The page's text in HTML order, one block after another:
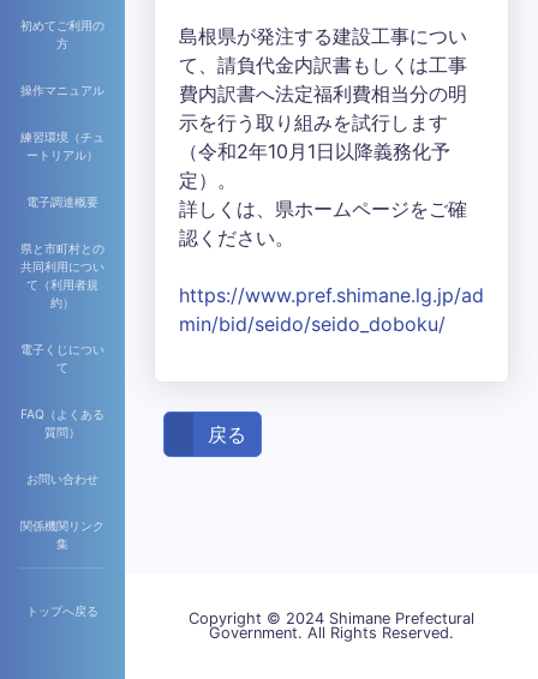
初めてご利用の
方
操作マニュアル
練習環境（チュ
ートリアル）
電子調達概要
県と市町村との
共同利用につい
て（利用者規
約）
電子くじについ
て
FAQ（よくある
質問）
お問い合わせ
関係機関リンク
集
トップへ戻る
島根県が発注する建設工事につい
て、請負代金内訳書もしくは工事
費内訳書へ法定福利費相当分の明
示を行う取り組みを試行します
（令和2年10月1日以降義務化予
定）。
詳しくは、県ホームページをご確
認ください。
https://www.pref.shimane.lg.jp/ad
min/bid/seido/seido_doboku/
戻る
Copyright © 2024 Shimane Prefectural
Government. All Rights Reserved.